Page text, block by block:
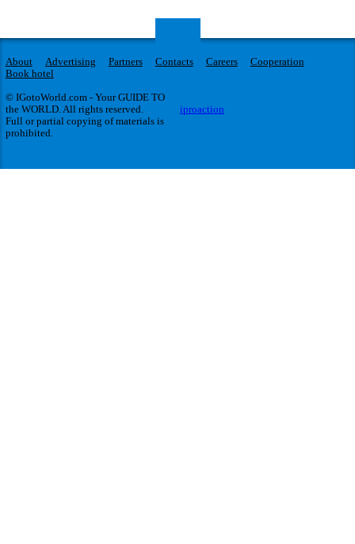
About Advertising Partners Contacts Careers
Cooperation
Book hotel
© IGotoWorld.com - Your GUIDE TO
the WORLD. All rights reserved.
Full or partial copying of materials is
prohibited.
iproaction